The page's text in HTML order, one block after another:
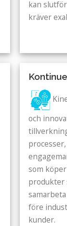
kan
kräver
och
som
produkter
före
kunder.